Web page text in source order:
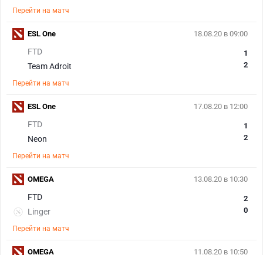
Перейти на матч
18.08.20 в 09:00
FTD
Team Adroit
1
2
Перейти на матч
ESL One
17.08.20 в 12:00
FTD
Neon
1
2
Перейти на матч
ESL One
13.08.20 в 10:30
FTD
Linger
2
0
Перейти на матч
OMEGA
11.08.20 в 10:50
OMEGA